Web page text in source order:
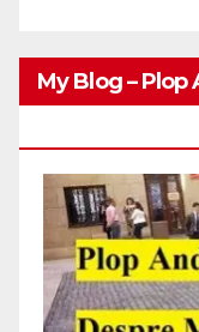
My Blog – Plop